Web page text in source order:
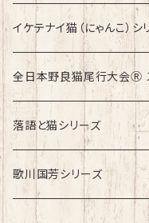
イケテナイ猫（にゃんこ）シ
ロンドンバスに乗りたい！
全日本野良猫尾行大会Ⓡ
落語と猫シリーズ
歌川国芳シリーズ